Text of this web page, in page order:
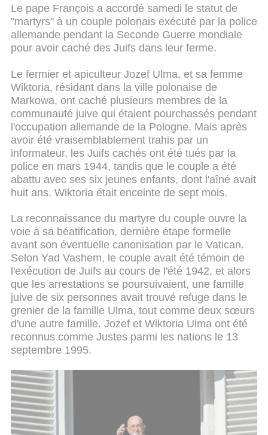
Le pape François a accordé samedi le statut de
"martyrs" à un couple polonais exécuté par la police
allemande pendant la Seconde Guerre mondiale
pour avoir caché des Juifs dans leur ferme.
Le fermier et apiculteur Jozef Ulma, et sa femme
Wiktoria, résidant dans la ville polonaise de
Markowa, ont caché plusieurs membres de la
communauté juive qui étaient pourchassés pendant
l'occupation allemande de la Pologne. Mais après
avoir été vraisemblablement trahis par un
informateur, les Juifs cachés ont été tués par la
police en mars 1944, tandis que le couple a été
abattu avec ses six jeunes enfants, dont l'aîné avait
huit ans. Wiktoria était enceinte de sept mois.
La reconnaissance du martyre du couple ouvre la
voie à sa béatification, dernière étape formelle
avant son éventuelle canonisation par le Vatican.
Selon Yad Vashem, le couple avait été témoin de
l'exécution de Juifs au cours de l'été 1942, et alors
que les arrestations se poursuivaient, une famille
juive de six personnes avait trouvé refuge dans le
grenier de la famille Ulma, tout comme deux sœurs
d'une autre famille. Jozef et Wiktoria Ulma ont été
reconnus comme Justes parmi les nations le 13
septembre 1995.